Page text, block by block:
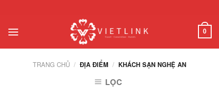
nội
0
TRANG CHỦ / ĐỊA ĐIỂM / KHÁCH SẠN NGHỆ AN
LỌC